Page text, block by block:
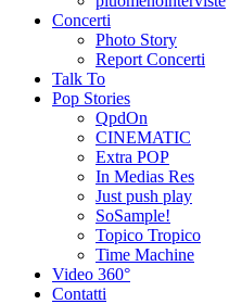
Concerti
Photo Story
Report Concerti
Talk To
Pop Stories
QpdOn
CINEMATIC
Extra POP
In Medias Res
Just push play
SoSample!
Topico Tropico
Time Machine
Video 360°
Contatti